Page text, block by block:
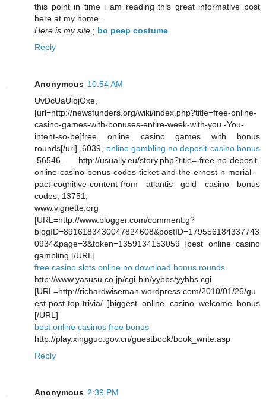
this point in time i am reading this great informative post
here at my home.
Here is my site ; bo peep costume
Reply
Anonymous 10:54 AM
UvDcUaUiojOxe,
[url=http://newsfunders.org/wiki/index.php?title=free-online-
casino-games-with-bonuses-entire-week-with-you.-You-
intent-so-be]free online casino games with bonus
rounds[/url] ,6039, online gambling no deposit casino bonus
,56546, http://usually.eu/story.php?title=-free-no-deposit-
online-casino-bonus-codes-ticket-and-the-ernest-n-morial-
pact-cognitive-content-from atlantis gold casino bonus
codes, 13751,
www.vignette.org
[URL=http://www.blogger.com/comment.g?
blogID=8916183430047824608&postID=179556184337743
0934&page=3&token=1359134153059 ]best online casino
gambling [/URL]
free casino slots online no download bonus rounds
http://www.yasusu.co.jp/cgi-bin/yybbs/yybbs.cgi
[URL=http://richardwiseman.wordpress.com/2010/01/26/gu
est-post-top-trivia/ ]biggest online casino welcome bonus
[/URL]
best online casinos free bonus
http://play.xingguo.gov.cn/guestbook/book_write.asp
Reply
Anonymous 2:39 PM